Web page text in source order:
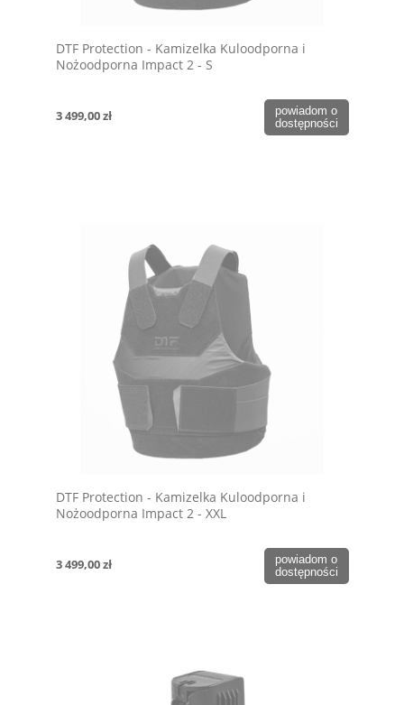
DTF Protection - Kamizelka Kuloodporna i
Nożoodporna Impact 2 - S
3 499,00 zł
powiadom o
dostępności
DTF Protection - Kamizelka Kuloodporna i
Nożoodporna Impact 2 - XXL
3 499,00 zł
powiadom o
dostępności